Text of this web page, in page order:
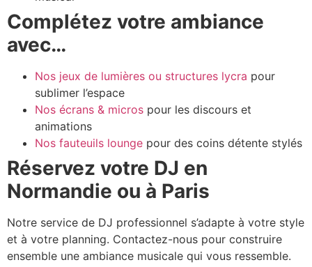
Complétez votre ambiance
avec…
Nos jeux de lumières ou structures lycra pour
sublimer l’espace
Nos écrans & micros pour les discours et
animations
Nos fauteuils lounge pour des coins détente stylés
Réservez votre DJ en
Normandie ou à Paris
Notre service de DJ professionnel s’adapte à votre style
et à votre planning. Contactez-nous pour construire
ensemble une ambiance musicale qui vous ressemble.